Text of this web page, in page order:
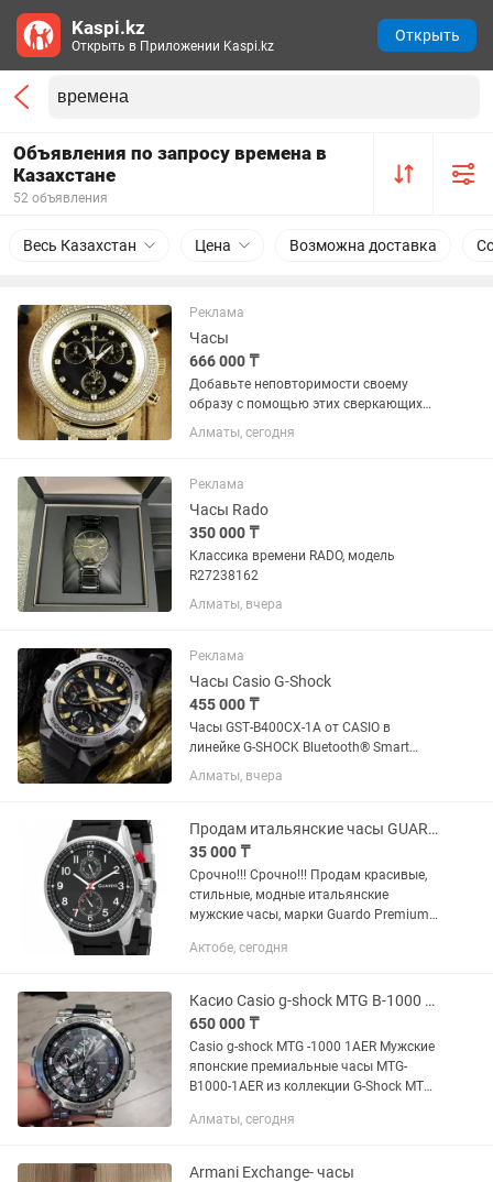
Объявления по запросу времена в
Казахстане
52 объявления
Весь Казахстан Цена Возможна доставка
Реклама
Часы
666 000 ₸
Добавьте неповторимости своему
образу с помощью этих сверкающих
часов с бриллиантами от Joe Rodeo из
самой популярной коллекции Master
из нержавеющей стали,...
Алматы, сегодня
Реклама
Часы Rado
350 000 ₸
Классика времени RADO, модель
R27238162
Алматы, вчера
Реклама
Часы Casio G-Shock
455 000 ₸
Часы GST‑B400CX‑1A от CASIO в
линейке G‑SHOCK Bluetooth® Smart
Часы оснащены технологией
Bluetooth®, которая предлагает
передачи данных нажатием кнопки. С
помощью...
Алматы, вчера
Продам итальянские часы GUARDO
35 000 ₸
Срочно!!! Срочно!!! Продам красивые,
стильные, модные итальянские
мужские часы, марки Guardo Premium
очень мало, в идеал. сост, цена 35000
Актобе, сегодня
Касио Casio g-shock MTG B-1000 1AER
650 000 ₸
Casio g-shock MTG -1000 1AER Мужские
японские премиальные часы MTG-
B1000-1AER из коллекции G-Shock MTG-
внешним видом, оригинальный
Алматы, сегодня
Armani Exchange- часы
Kaspi.kz
Открыть в Приложении Kaspi.kz
Открыть